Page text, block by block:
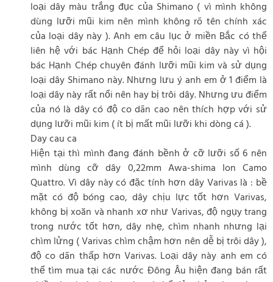
loại dây màu trắng đục của Shimano ( vì mình không
dùng lưỡi mũi kim nên mình không rõ tên chính xác
của loại dây này ). Anh em câu lục ở miền Bắc có thể
liên hệ với bác Hạnh Chép để hỏi loại dây này vì hội
bác Hạnh Chép chuyên đánh lưỡi mũi kim và sử dụng
loại dây Shimano này. Nhưng lưu ý anh em ở 1 điểm là
loại dây này rất nổi nên hay bị trôi dây. Nhưng ưu điểm
của nó là dây có độ co dãn cao nên thích hợp với sử
dụng lưỡi mũi kim ( ít bị mất mũi lưỡi khi dòng cá ).
Day cau ca
Hiện tại thì mình đang đánh bềnh ở cỡ lưỡi số 6 nên
mình dùng cỡ dây 0,22mm Awa-shima Ion Camo
Quattro. Vì dây này có đặc tính hơn dây Varivas là : bề
mặt có độ bóng cao, dây chịu lực tốt hơn Varivas,
không bị xoăn và nhanh xơ như Varivas, độ ngụy trang
trong nước tốt hơn, dây nhẹ, chìm nhanh nhưng lại
chìm lửng ( Varivas chìm chậm hơn nên dễ bị trôi dây ),
độ co dãn thấp hơn Varivas. Loại dây này anh em có
thể tìm mua tại các nước Đông Âu hiện đang bán rất